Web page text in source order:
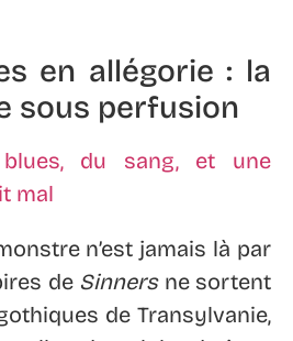
en allégorie : la
sous perfusion
n’est jamais là par
de Sinnersne sortent
de Transylvanie,